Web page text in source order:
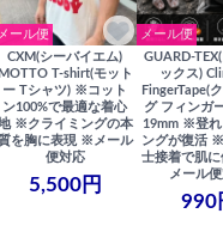
ール便
CXM(シーバイエム)
MOTTO T-shirt(モット
ー Tシャツ) ※コット
ン100%で最適な着心
※クライミングの本
を胸に表現 ※メール
便対応
5,500円
メール便
GUARD-
ックス)
FingerTape(
グ フィンガ
19mm ※登れ
ングが復活
士接着で肌
メール
990